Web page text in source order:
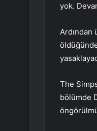
yok.
Ardından
The
bölümde